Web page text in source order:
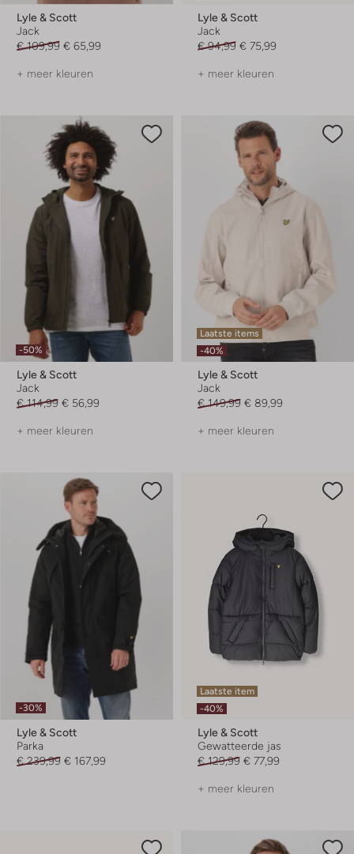
Lyle & Scott
Jack
€ 109,99 € 65,99
+ meer kleuren
Lyle & Scott
Jack
€ 94,99 € 75,99
+ meer kleuren
-50%
Lyle & Scott
Jack
€ 114,99 € 56,99
+ meer kleuren
Laatste items
-40%
Lyle & Scott
Jack
€ 149,99 € 89,99
+ meer kleuren
-30%
Lyle & Scott
Parka
€ 239,99 € 167,99
Laatste item
-40%
Lyle & Scott
Gewatteerde jas
€ 129,99 € 77,99
+ meer kleuren